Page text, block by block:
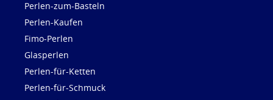
Perlen-zum-Basteln
Perlen-Kaufen
Fimo-Perlen
Glasperlen
Perlen-für-Ketten
Perlen-für-Schmuck